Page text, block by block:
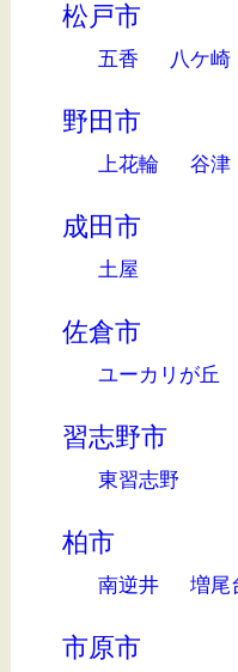
松戸市
五香 八ケ崎
野田市
上花輪 谷津
成田市
土屋
佐倉市
ユーカリが丘
習志野市
東習志野
柏市
南逆井 増尾
市原市